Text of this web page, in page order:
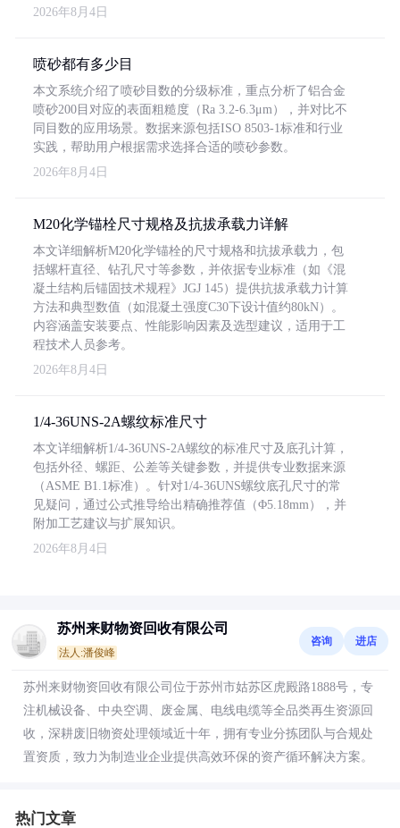
2026年8月4日
喷砂都有多少目
本文系统介绍了喷砂目数的分级标准，重点分析了铝合金
喷砂200目对应的表面粗糙度（Ra 3.2-6.3μm），并对比不
同目数的应用场景。数据来源包括ISO 8503-1标准和行业
实践，帮助用户根据需求选择合适的喷砂参数。
2026年8月4日
M20化学锚栓尺寸规格及抗拔承载力详解
本文详细解析M20化学锚栓的尺寸规格和抗拔承载力，包
括螺杆直径、钻孔尺寸等参数，并依据专业标准（如《混
凝土结构后锚固技术规程》JGJ 145）提供抗拔承载力计算
方法和典型数值（如混凝土强度C30下设计值约80kN）。
内容涵盖安装要点、性能影响因素及选型建议，适用于工
程技术人员参考。
2026年8月4日
1/4-36UNS-2A螺纹标准尺寸
本文详细解析1/4-36UNS-2A螺纹的标准尺寸及底孔计算，
包括外径、螺距、公差等关键参数，并提供专业数据来源
（ASME B1.1标准）。针对1/4-36UNS螺纹底孔尺寸的常
见疑问，通过公式推导给出精确推荐值（Φ5.18mm），并
附加工艺建议与扩展知识。
2026年8月4日
苏州来财物资回收有限公司
法人:潘俊峰
咨询 进店
苏州来财物资回收有限公司位于苏州市姑苏区虎殿路1888号，专
注机械设备、中央空调、废金属、电线电缆等全品类再生资源回
收，深耕废旧物资处理领域近十年，拥有专业分拣团队与合规处
置资质，致力为制造业企业提供高效环保的资产循环解决方案。
热门文章